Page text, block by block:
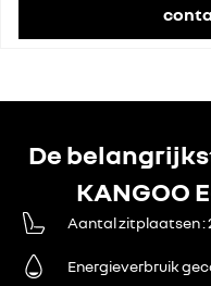
De
KANGOO
Aantal zitplaatsen
Energieverbruik